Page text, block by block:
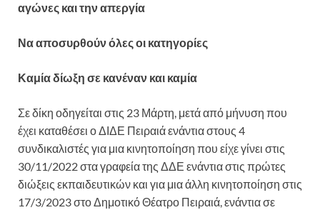
αγώνες και την απεργία
Να αποσυρθούν όλες οι κατηγορίες
Καμία δίωξη σε κανέναν και καμία
Σε δίκη οδηγείται στις 23 Μάρτη, μετά από μήνυση που
έχει καταθέσει ο ΔΙΔΕ Πειραιά ενάντια στους 4
συνδικαλιστές για μια κινητοποίηση που είχε γίνει στις
30/11/2022 στα γραφεία της ΔΔΕ ενάντια στις πρώτες
διώξεις εκπαιδευτικών και για μια άλλη κινητοποίηση στις
17/3/2023 στο Δημοτικό Θέατρο Πειραιά, ενάντια σε